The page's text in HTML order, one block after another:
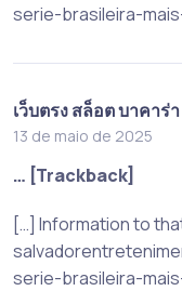
serie-brasileira-
เว็บตรง สล็อต บาคาร่า
13 de maio de 2025
… [Trackback]
[…] Information to
serie-brasileira-